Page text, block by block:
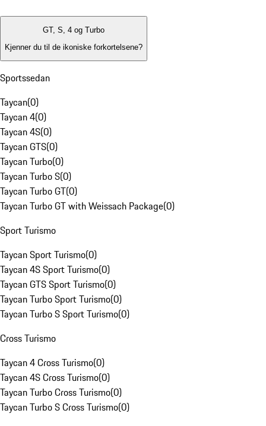
GT, S, 4 og Turbo
Kjenner du til de ikoniske forkortelsene?
Sportssedan
Taycan(0)
Taycan 4(0)
Taycan 4S(0)
Taycan GTS(0)
Taycan Turbo(0)
Taycan Turbo S(0)
Taycan Turbo GT(0)
Taycan Turbo GT with Weissach Package(0)
Sport Turismo
Taycan Sport Turismo(0)
Taycan 4S Sport Turismo(0)
Taycan GTS Sport Turismo(0)
Taycan Turbo Sport Turismo(0)
Taycan Turbo S Sport Turismo(0)
Cross Turismo
Taycan 4 Cross Turismo(0)
Taycan 4S Cross Turismo(0)
Taycan Turbo Cross Turismo(0)
Taycan Turbo S Cross Turismo(0)